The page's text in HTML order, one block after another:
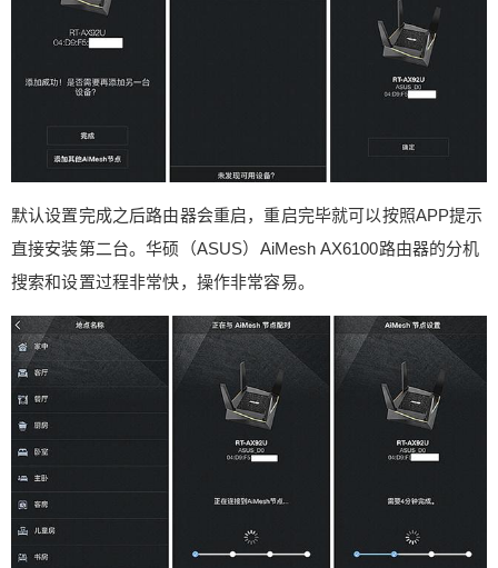
默认设置完成之后路由器会重启，重启完毕就可以按照APP提示
直接安装第二台。华硕（ASUS）AiMesh AX6100路由器的分机
搜索和设置过程非常快，操作非常容易。